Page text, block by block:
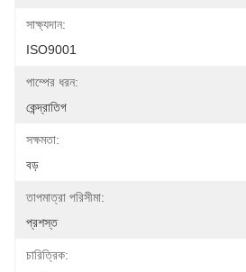
সাক্ষ্যদান:
ISO9001
পাম্পের ধরন:
কেন্দ্রাতিগ
সক্ষমতা:
বড়
তাপমাত্রা পরিসীমা:
প্রশস্ত
চারিত্রিক: